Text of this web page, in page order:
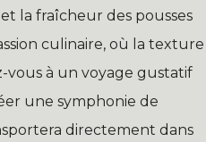
la fraîcheur des pousses
culinaire, où la texture
vous à un voyage gustatif
une symphonie de
directement dans